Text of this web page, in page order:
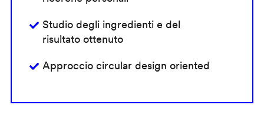
Studio degli ingredienti e del
risultato ottenuto
Approccio circular design oriented